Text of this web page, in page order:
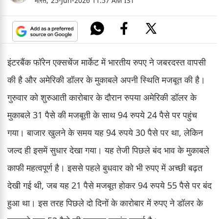
इंटरबैंक फॉरेन एक्सचेंज मार्केट में भारतीय रुपए ने जबरदस्त वापसी
की है और अमेरिकी डॉलर के मुकाबले अपनी स्थिति मजबूत की है।
गुरुवार को शुरुआती कारोबार के दौरान रुपया अमेरिकी डॉलर के
मुकाबले 31 पैसे की मजबूती के साथ 94 रुपये 24 पैसे पर पहुंच
गया। बाजार खुलने के समय यह 94 रुपये 30 पैसे पर था, लेकिन
जल्द ही इसमें सुधार देखा गया। यह तेजी पिछले बंद भाव के मुकाबले
काफी महत्वपूर्ण है। इससे पहले बुधवार को भी रुपए में अच्छी बढ़त
देखी गई थी, जब यह 21 पैसे मजबूत होकर 94 रुपये 55 पैसे पर बंद
हुआ था। इस तरह पिछले दो दिनों के कारोबार में रुपए ने डॉलर के